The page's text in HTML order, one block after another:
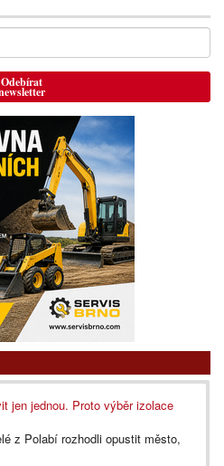
Odebírat
jen jednou. Proto výběr izolace
z Polabí rozhodli opustit město,